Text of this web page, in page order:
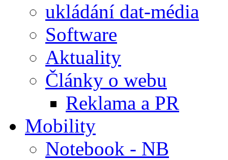
ukládání dat-média
Software
Aktuality
Články o webu
Reklama a PR
Mobility
Notebook - NB